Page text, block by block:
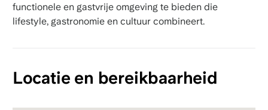
functionele en gastvrije omgeving te bieden die
lifestyle, gastronomie en cultuur combineert.
Locatie en bereikbaarheid